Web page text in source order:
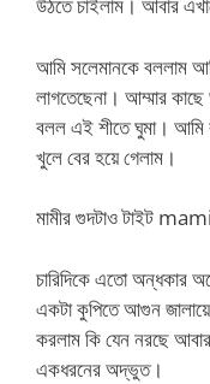
আমি সলেমানকে বললাম
লাগতেছেনা। আম্মার
বলল এই শীতে ঘুমা। আমি
খুলে বের হয়ে গেলাম।
মামীর গুদটাও টাইট
চারিদিকে এতো অন্ধকার
একটা কুপিতে আগুন
করলাম কি যেন নরছে
একধরনের অদ্ভুত।